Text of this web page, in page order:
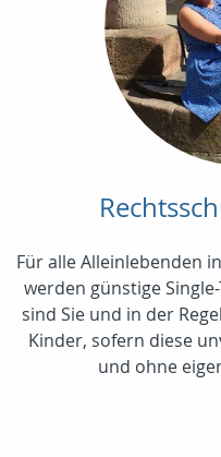
Für alle Alleinlebenden
werden günstige
sind Sie und in der
Kinder, sofern diese
und ohne